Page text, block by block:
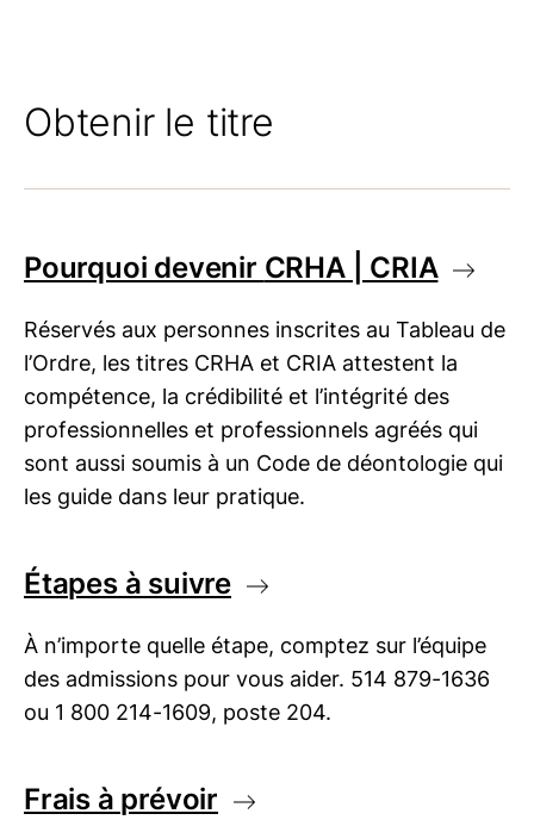
Obtenir le titre
Pourquoi devenir CRHA | CRIA
Réservés aux personnes inscrites au Tableau de
l’Ordre, les titres CRHA et CRIA attestent la
compétence, la crédibilité et l’intégrité des
professionnelles et professionnels agréés qui
sont aussi soumis à un Code de déontologie qui
les guide dans leur pratique.
Étapes à suivre
À n’importe quelle étape, comptez sur l’équipe
des admissions pour vous aider. 514 879-1636
ou 1 800 214-1609, poste 204.
Frais à prévoir